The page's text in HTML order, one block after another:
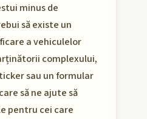
minus de
să existe un
a vehiculelor
complexului,
sau un formular
să ne ajute să
pentru cei care